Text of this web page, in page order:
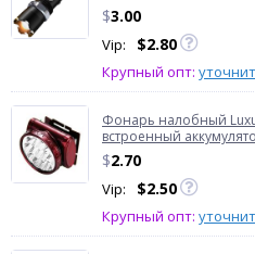
$3.00
Vip: $2.80
Крупный опт:
Фонарь налобный
встроенный
$2.70
Vip: $2.50
Крупный опт: